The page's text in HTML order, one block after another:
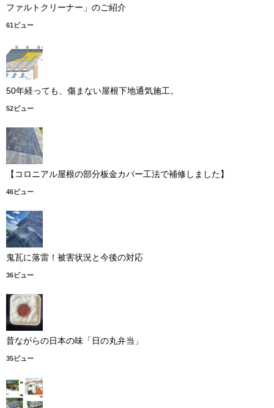
ファルトクリーナー」のご紹介
61ビュー
50年経っても、傷まない屋根下地通気施工。
52ビュー
【コロニアル屋根の部分板金カバー工法で補修しました】
46ビュー
鬼瓦に落雷！被害状況と今後の対応
36ビュー
昔ながらの日本の味「日の丸弁当」
35ビュー